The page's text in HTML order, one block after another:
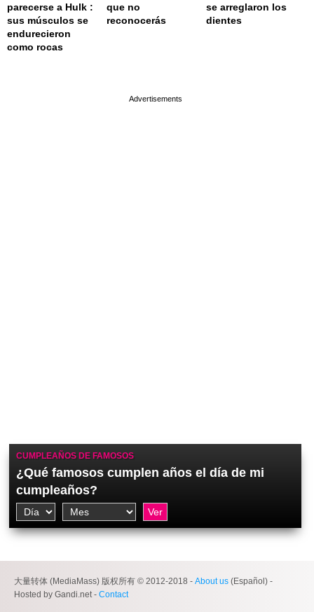
parecerse a Hulk :
sus músculos se
endurecieron
como rocas
que no
reconocerás
se arreglaron los
dientes
CUMPLEAÑOS DE FAMOSOS
¿Qué famosos cumplen años el día de mi
cumpleaños?
大量转体 (MediaMass) 版权所有 © 2012-2018 - About us (Español) -
Hosted by Gandi.net - Contact